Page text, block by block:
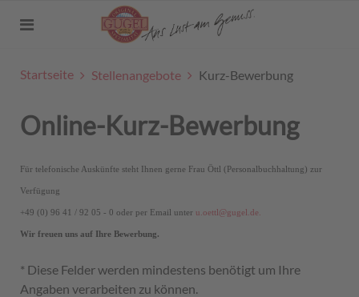
Startseite Stellenangebote Kurz-Bewerbung
Online-Kurz-Bewerbung
Für telefonische Auskünfte steht Ihnen gerne Frau Öttl (Personalbuchhaltung) zur
Verfügung
+49 (0) 96 41 / 92 05 - 0 oder per Email unter u.oettl@gugel.de.
Wir freuen uns auf Ihre Bewerbung.
* Diese Felder werden mindestens benötigt um Ihre
Angaben verarbeiten zu können.